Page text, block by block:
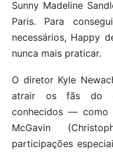
Sunny Madeline
Paris. Para
necessários, Happy
nunca mais praticar.
O diretor Kyle
atrair os fãs do
conhecidos — como
McGavin
participações